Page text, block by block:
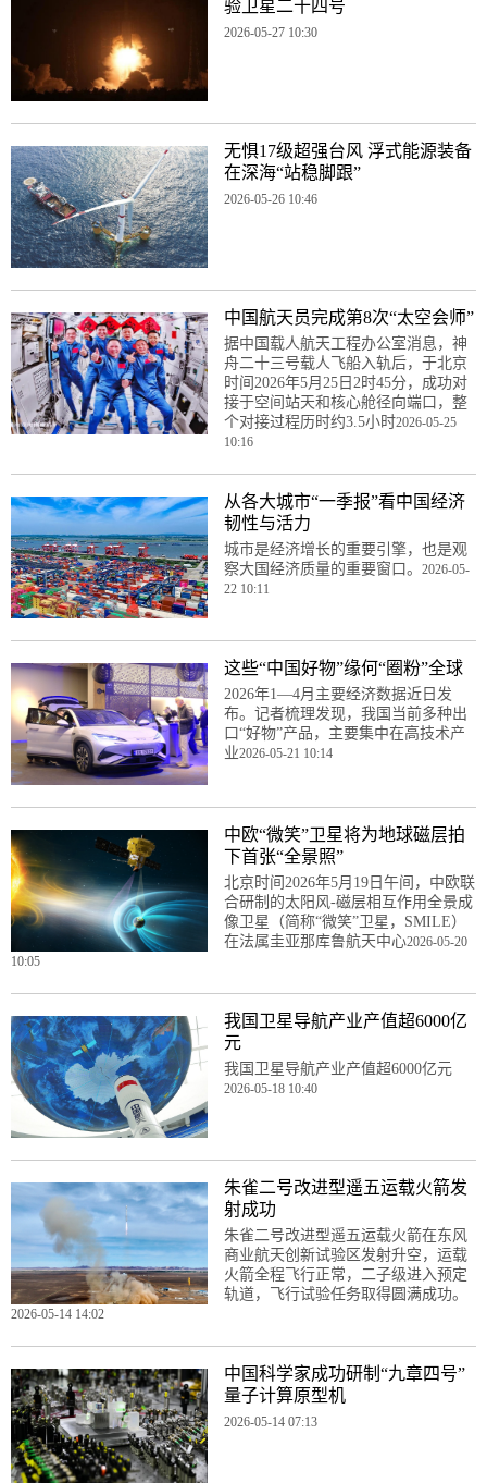
验卫星二十四号
2026-05-27 10:30
无惧17级超强台风 浮式能源装备
在深海“站稳脚跟”
2026-05-26 10:46
中国航天员完成第8次“太空会师”
据中国载人航天工程办公室消息，神
舟二十三号载人飞船入轨后，于北京
时间2026年5月25日2时45分，成功对
接于空间站天和核心舱径向端口，整
个对接过程历时约3.5小时2026-05-25
10:16
从各大城市“一季报”看中国经济
韧性与活力
城市是经济增长的重要引擎，也是观
察大国经济质量的重要窗口。 2026-05-
22 10:11
这些“中国好物”缘何“圈粉”全球
2026年1—4月主要经济数据近日发
布。记者梳理发现，我国当前多种出
口“好物”产品，主要集中在高技术产
业2026-05-21 10:14
中欧“微笑”卫星将为地球磁层拍
下首张“全景照”
北京时间2026年5月19日午间，中欧联
合研制的太阳风-磁层相互作用全景成
像卫星（简称“微笑”卫星，SMILE）
在法属圭亚那库鲁航天中心2026-05-20
10:05
我国卫星导航产业产值超6000亿
元
我国卫星导航产业产值超6000亿元
2026-05-18 10:40
朱雀二号改进型遥五运载火箭发
射成功
朱雀二号改进型遥五运载火箭在东风
商业航天创新试验区发射升空，运载
火箭全程飞行正常，二子级进入预定
轨道，飞行试验任务取得圆满成功。
2026-05-14 14:02
中国科学家成功研制“九章四号”
量子计算原型机
2026-05-14 07:13